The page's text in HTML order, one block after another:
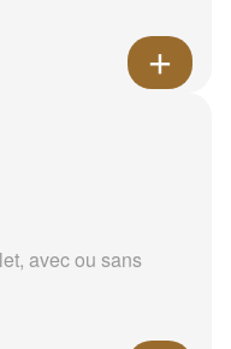
avec ou sans